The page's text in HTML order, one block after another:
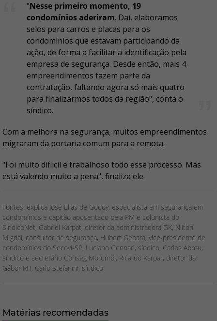
"Nesse primeiro momento, 19
condomínios aderiram. Daí, elaboramos
selos para carros e placas para os
condomínios que estavam participando da
ação, de forma a facilitar a identificação pela
empresa de segurança. Desde então, mais 4
empreendimentos fazem parte da
contratação, faltando agora só mais quatro
para finalizarmos todos da região", conta o
síndico.
Com a melhora na segurança, muitos empreendimentos
migraram da portaria comum para a remota.
"Foi muito difiícil e trabalhoso todo esse processo. Mas
está valendo muito a pena", finaliza ele.
Fontes: explica José Elias de Godoy, especialista em segurança em
condomínios e capitão aposentado pela PM e colunista do
SíndicoNet, Gabriel Karpat, diretor da administradora GK, Nilton
MIgdal, consultor de segurança, Hubert Gebara, vice-presidente de
condomínios do Secovi-SP, Luciano Gennari, síndico, Carlos Abreu,
síndico e secretário Conseg Morumbi, Ricardo Karpar, diretor da
Gábor RH, Carlo Stefanini, síndico
Matérias recomendadas